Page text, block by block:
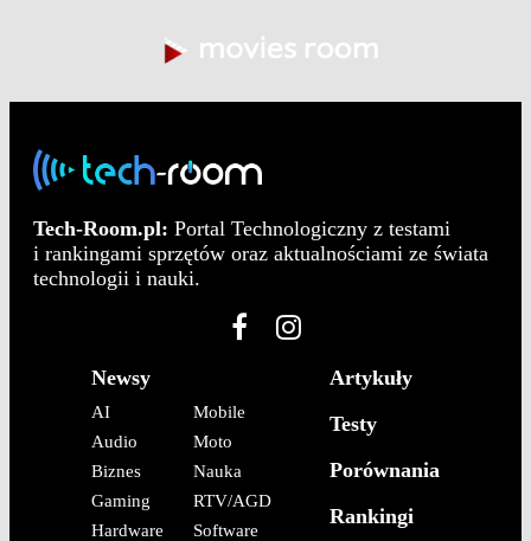
Tech-Room.pl: Portal Technologiczny z testami
i rankingami sprzętów oraz aktualnościami ze świata
technologii i nauki.
Newsy
AI
Audio
Biznes
Gaming
Hardware
Mobile
Moto
Nauka
RTV/AGD
Software
Artykuły
Testy
Porównania
Rankingi